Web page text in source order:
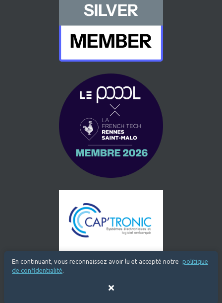
En continuant, vous reconnaissez avoir lu et accepté notre politique
de confidentialité.
Fermer